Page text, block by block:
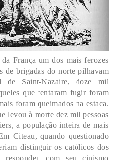
França um dos mais ferozes
de brigadas do norte pilhavam
de Saint-Nazaire, doze mil
que tentaram fugir foram
foram queimados na estaca.
levou à morte dez mil pessoas
a população inteira de mais
Citeau, quando questionado
distinguir os católicos dos
respondeu com seu cinismo